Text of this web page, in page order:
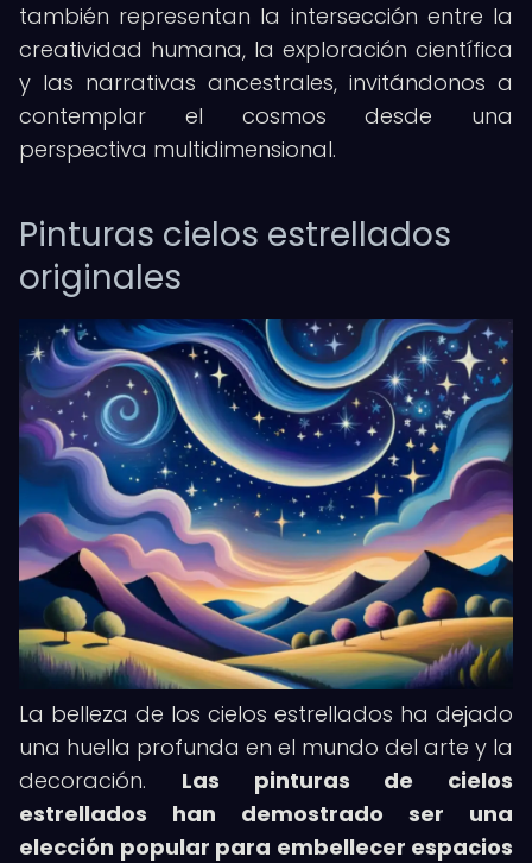
también representan la intersección entre la
creatividad humana, la exploración científica
y las narrativas ancestrales, invitándonos a
contemplar el cosmos desde una
perspectiva multidimensional.
Pinturas cielos estrellados
originales
La belleza de los cielos estrellados ha dejado
una huella profunda en el mundo del arte y la
decoración. Las pinturas de cielos
estrellados han demostrado ser una
elección popular para embellecer espacios